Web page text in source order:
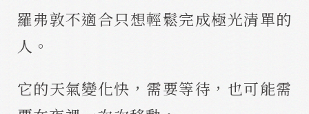
羅弗敦不適合只想輕鬆完成極光清單的
人。
它的天氣變化快，需要等待，也可能需